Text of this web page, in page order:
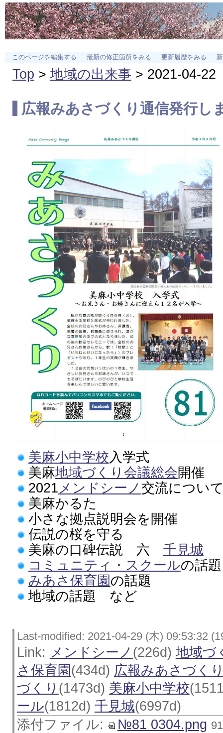
このページを編集する 最新の修正箇所をみる 更新履歴をみる
Top > 地域の出来事 > 2021-04-22
広報みあさづくり通信発行し
美麻小中学校入学式
美麻地域づくり会議総会開催
2021メンドシーノ 交流につい
美麻かるた
小さな拠点説明会を開催
伝説の桜を守る
美麻の口碑伝説 六 千見城
コミュニティ・スクールの話題
みあさ保育園 の話題
地域の話題 など
Last-modified: 2021-04-29 (木) 09:53:32
Link: メンドシーノ (226d) 地域づ
さ保育園 (434d) 広報みあさづく
づくり (1473d) 美麻小中学校
ール(1812d) 千見城(6997d)
添付ファイル:
№81 0304.png